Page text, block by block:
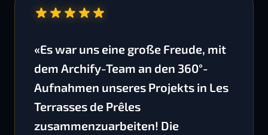
«Es war uns eine große Freude, mit
dem Archify-Team an den 360°-
Aufnahmen unseres Projekts in Les
Terrasses de Prêles
zusammenzuarbeiten! Die